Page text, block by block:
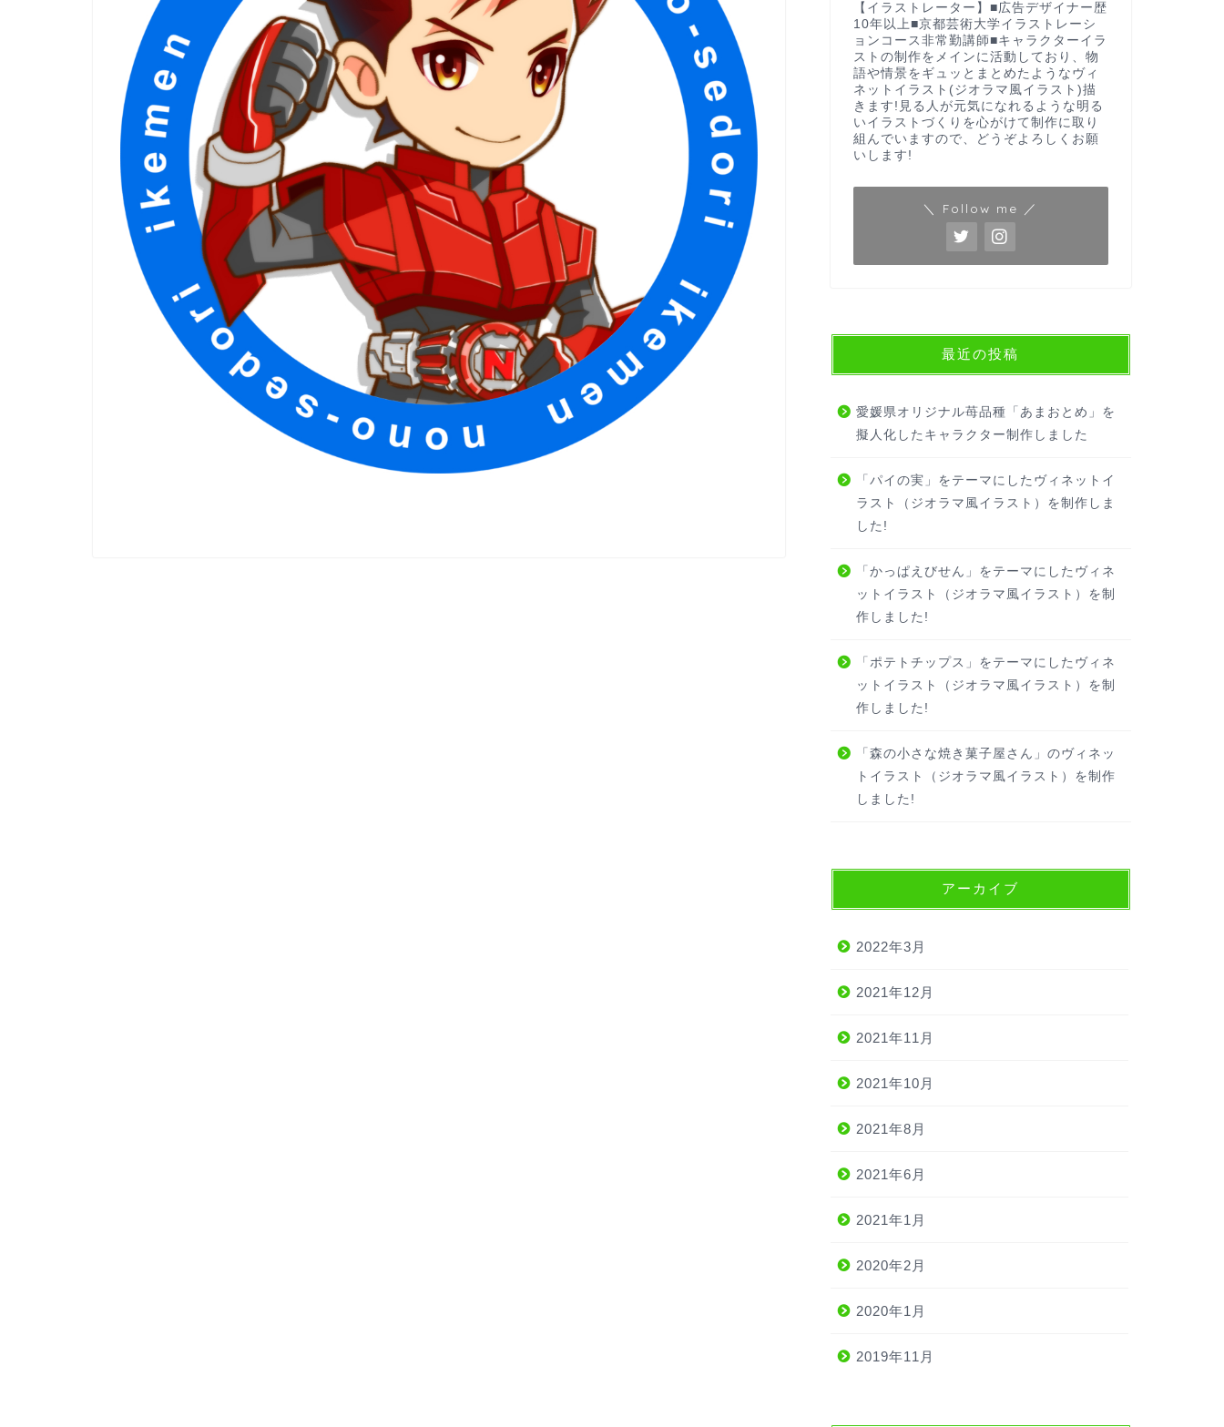
【イラストレーター】■広告デザイナー歴
10年以上■京都芸術大学イラストレーシ
ョンコース非常勤講師■キャラクターイラ
ストの制作をメインに活動しており、物
語や情景をギュッとまとめたようなヴィ
ネットイラスト(ジオラマ風イラスト)描
きます!見る人が元気になれるような明る
いイラストづくりを心がけて制作に取り
組んでいますので、どうぞよろしくお願
いします!
＼ Follow me ／
最近の投稿
愛媛県オリジナル苺品種「あまおとめ」を
擬人化したキャラクター制作しました
「パイの実」をテーマにしたヴィネットイ
ラスト（ジオラマ風イラスト）を制作しま
した!
「かっぱえびせん」をテーマにしたヴィネ
ットイラスト（ジオラマ風イラスト）を制
作しました!
「ポテトチップス」をテーマにしたヴィネ
ットイラスト（ジオラマ風イラスト）を制
作しました!
「森の小さな焼き菓子屋さん」のヴィネッ
トイラスト（ジオラマ風イラスト）を制作
しました!
アーカイブ
2022年3月
2021年12月
2021年11月
2021年10月
2021年8月
2021年6月
2021年1月
2020年2月
2020年1月
2019年11月